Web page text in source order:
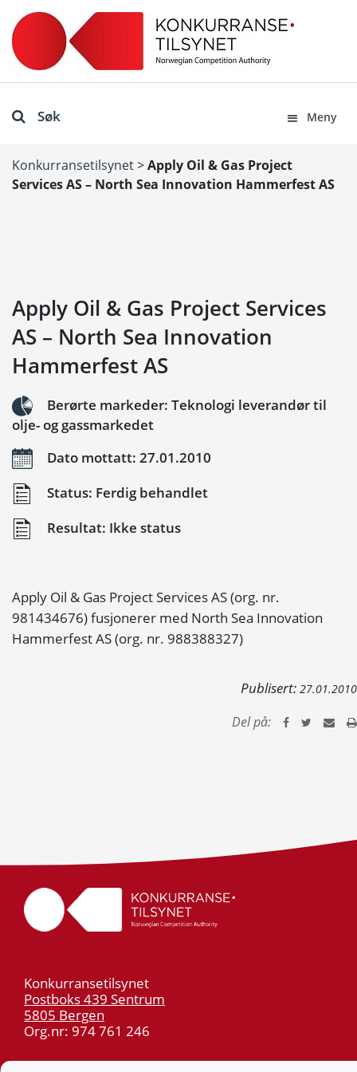
Søk Meny
Konkurransetilsynet>Apply Oil & Gas Project
Services AS – North Sea Innovation Hammerfest AS
Apply Oil & Gas Project Services
AS – North Sea Innovation
Hammerfest AS
Berørte markeder: Teknologi leverandør til
olje- og gassmarkedet
Dato mottatt: 27.01.2010
Status: Ferdig behandlet
Resultat: Ikke status
Apply Oil & Gas Project Services AS (org. nr.
981434676) fusjonerer med North Sea Innovation
Hammerfest AS (org. nr. 988388327)
Publisert: 27.01.2010
Del på:
Konkurransetilsynet
Postboks 439 Sentrum
5805 Bergen
Org.nr: 974 761 246